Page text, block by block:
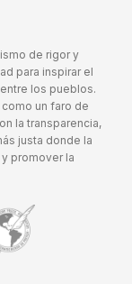
de rigor y
para inspirar el
los pueblos.
un faro de
la transparencia,
justa donde la
promover la